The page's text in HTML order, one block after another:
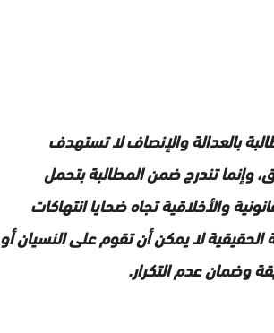
بالعدالة والإنصاف لا تستهدف
وإنما تندرج ضمن المطالبة بتحمل
والأخلاقية تجاه ضحايا انتهاكات
لا يمكن أن تقوم على النسيان أو
وضمان عدم التكرار.